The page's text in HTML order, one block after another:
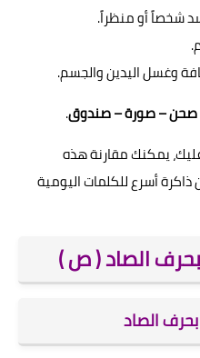
شخصاً أو منظراً.
وغسل اليدين والجسم.
صحن – صورة – صندوق.
يمكنك مقارنة هذه
ذاكرة أسرع للكلمات اليومية
بحرف الصاد ( ص )
بحرف الصاد